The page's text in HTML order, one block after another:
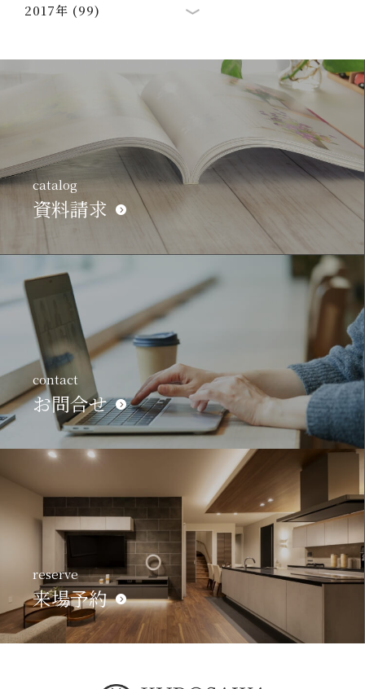
2017年 (99)
catalog
資料請求
contact
お問合せ
reserve
来場予約